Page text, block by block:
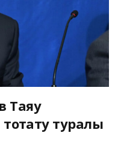
Таяу
туралы